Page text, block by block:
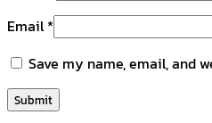
Email*
Save my name, email, and